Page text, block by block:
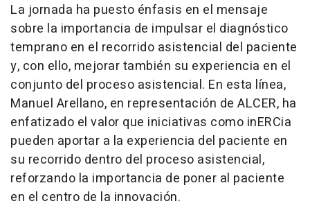
La jornada ha puesto énfasis en el mensaje
sobre la importancia de impulsar el diagnóstico
temprano en el recorrido asistencial del paciente
y, con ello, mejorar también su experiencia en el
conjunto del proceso asistencial. En esta línea,
Manuel Arellano, en representación de ALCER, ha
enfatizado el valor que iniciativas como inERCia
pueden aportar a la experiencia del paciente en
su recorrido dentro del proceso asistencial,
reforzando la importancia de poner al paciente
en el centro de la innovación.